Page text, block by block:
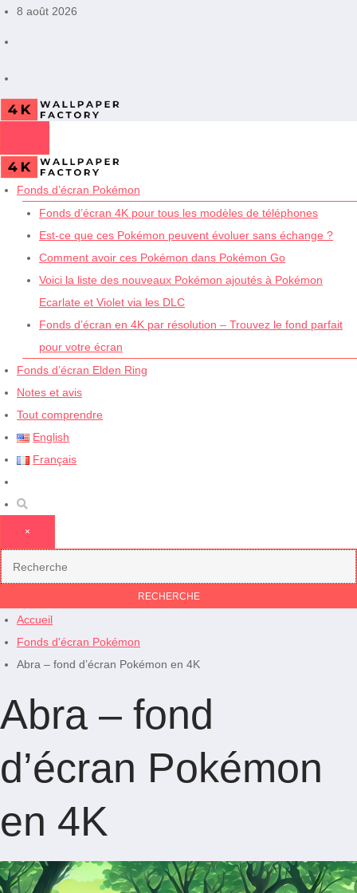
Aller8 août 2026
Fonds d’écran Pokémon
Fonds d’écran 4K pour tous les modèles de téléphones
Est-ce que ces Pokémon peuvent évoluer sans échange ?
Comment avoir ces Pokémon dans Pokémon Go
Voici la liste des nouveaux Pokémon ajoutés à Pokémon
Ecarlate et Violet via les DLC
Fonds d’écran en 4K par résolution – Trouvez le fond parfait
pour votre écran
Fonds d’écran Elden Ring
Notes et avis
Tout comprendre
English
Français
×
Accueil
Fonds d'écran Pokémon
Abra – fond d’écran Pokémon en 4K
Abra – fond
d’écran Pokémon
en 4K